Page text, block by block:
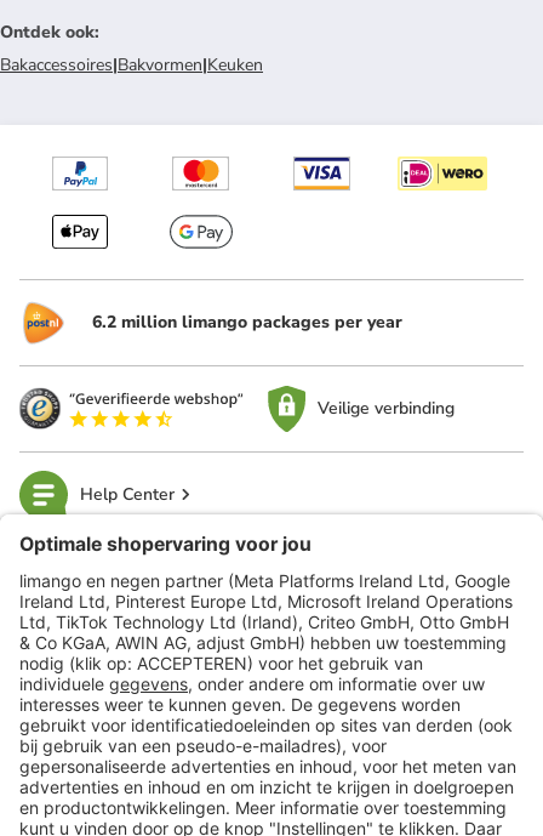
Ontdek ook:
Bakaccessoires|Bakvormen|Keuken
6.2 million limango packages per year
Veilige verbinding
Help Center
limango
Veilig winkelen
Klantenservice
Shop
Acties